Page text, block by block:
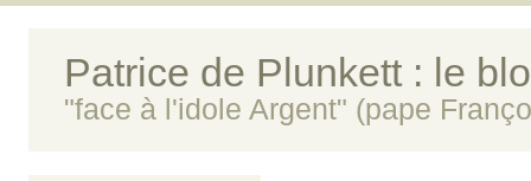
Patrice de Plunkett : le
"face à l'idole Argent" (pape